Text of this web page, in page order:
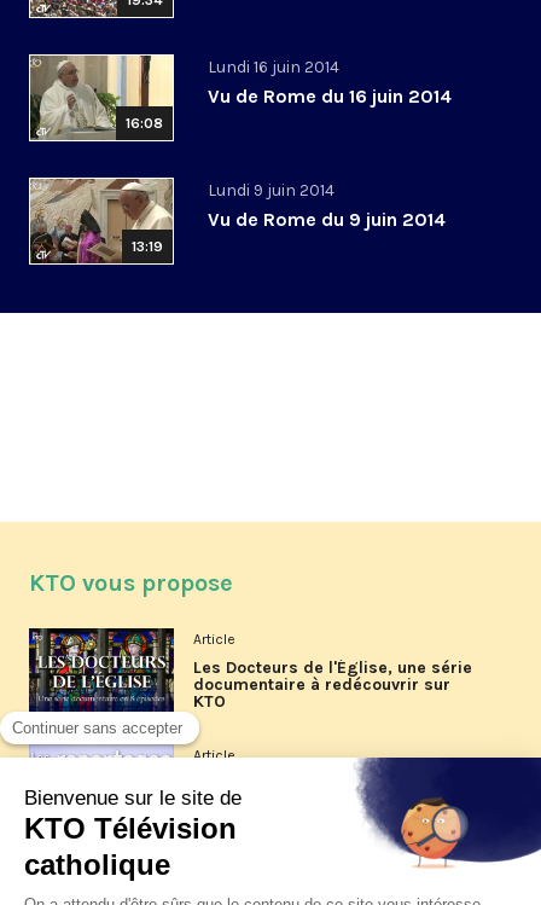
16:08
Lundi 16 juin 2014
Vu de Rome du 16 juin 2014
13:19
Lundi 9 juin 2014
Vu de Rome du 9 juin 2014
KTO vous propose
Article
Les Docteurs de l'Église, une série
documentaire à redécouvrir sur
KTO
Article
Les reportages d'été 2026 de KTO
La visite pastorale du pape Léon